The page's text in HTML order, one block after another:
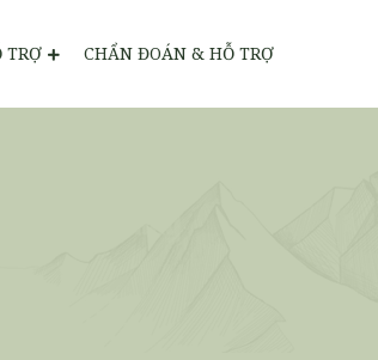
TRỢ CHẨN ĐOÁN & HỖ TRỢ